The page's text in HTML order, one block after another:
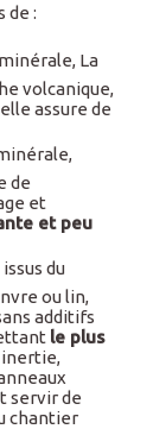
de :
La
volcanique,
assure de
de
et
et peu
du
ou lin,
additifs
le plus
inertie,
servir de
chantier